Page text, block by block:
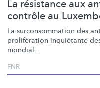
La résistance aux
contrôle au
La surconsommation des
prolifération inquiétante
mondial...
FNR